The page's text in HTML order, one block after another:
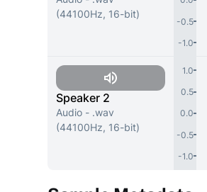
(44100Hz, 16-bit)
Speaker 2
Audio - .wav
(44100Hz, 16-bit)
-0.5
-1.0
1.0
0.5
0.0
-0.5
-1.0